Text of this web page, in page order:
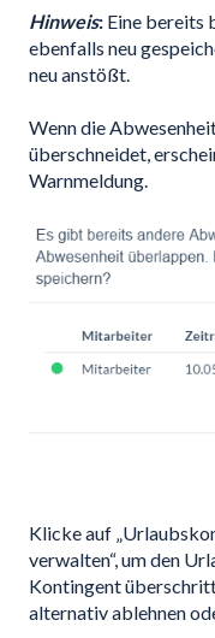
Hinweis: Eine bereits
ebenfalls neu
neu anstößt.
Wenn die
überschneidet,
Warnmeldung.
Klicke auf
verwalten“, um den
Kontingent
alternativ ablehnen